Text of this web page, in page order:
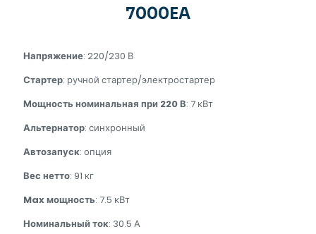
7000EA
Напряжение: 220/230 В
Стартер: ручной стартер/электростартер
Мощность номинальная при 220 В: 7 кВт
Альтернатор: синхронный
Автозапуск: опция
Вес нетто: 91 кг
Max мощность: 7.5 кВт
Номинальный ток: 30.5 А